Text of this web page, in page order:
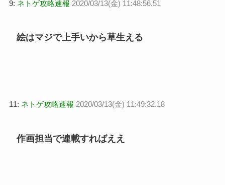
9: ネトゲ攻略速報 2020/03/13(金) 11:48:56.51
絵はマジで上手いから草生える
11: ネトゲ攻略速報 2020/03/13(金) 11:49:32.18
作画担当で連載すればええ